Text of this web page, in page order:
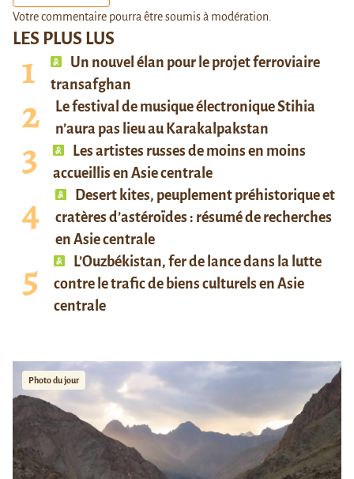
LES PLUS LUS
Un nouvel élan pour le projet ferroviaire
transafghan
Le festival de musique électronique Stihia
n’aura pas lieu au Karakalpakstan
Les artistes russes de moins en moins
accueillis en Asie centrale
Desert kites, peuplement préhistorique et
cratères d’astéroïdes : résumé de recherches
en Asie centrale
L’Ouzbékistan, fer de lance dans la lutte
contre le trafic de biens culturels en Asie
centrale
Photo du jour
Votre commentaire pourra être soumis à modération.